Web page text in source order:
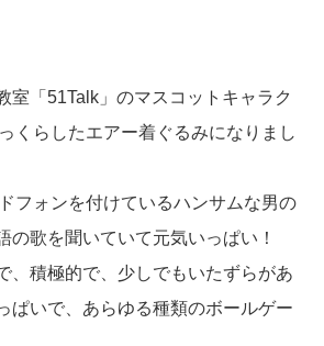
室「51Talk」のマスコットキャラク
くらしたエアー着ぐるみになりまし
フォンを付けているハンサムな男の
の歌を聞いていて元気いっぱい！
、積極的で、少しでもいたずらがあ
ぱいで、あらゆる種類のボールゲー